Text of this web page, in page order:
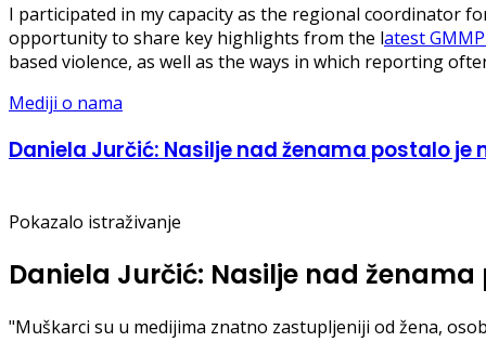
I participated in my capacity as the regional coordinator
opportunity to share key highlights from the latest
based violence, as well as the ways in which reporting
Mediji o nama
Daniela Jurčić: Nasilje nad ženama postalo je
Pokazalo istraživanje
Daniela Jurčić: Nasilje nad
"Muškarci su u medijima znatno zastupljeniji od žena,